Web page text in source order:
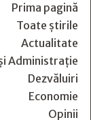
Prima pagină
Toate știrile
Actualitate
Administrație
Dezvăluiri
Economie
Opinii